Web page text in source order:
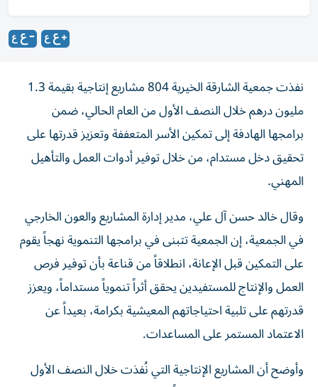
نفذت جمعية الشارقة الخيرية 804 مشاريع إنتاجية بقيمة 1.3
مليون درهم خلال النصف الأول من العام الحالي، ضمن
برامجها الهادفة إلى تمكين الأسر المتعففة وتعزيز قدرتها على
تحقيق دخل مستدام، من خلال توفير أدوات العمل والتأهيل
المهني.
وقال خالد حسن آل علي، مدير إدارة المشاريع والعون الخارجي
في الجمعية، إن الجمعية تتبنى في برامجها التنموية نهجاً يقوم
على التمكين قبل الإعانة، انطلاقاً من قناعة بأن توفير فرص
العمل والإنتاج للمستفيدين يحقق أثراً تنموياً مستداماً، ويعزز
قدرتهم على تلبية احتياجاتهم المعيشية بكرامة، بعيداً عن
الاعتماد المستمر على المساعدات.
وأوضح أن المشاريع الإنتاجية التي نُفذت خلال النصف الأول